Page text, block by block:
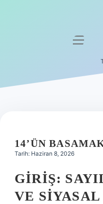
Hakkımızda
menüyü
14’ÜN
Tarih: Haziran 8, 2026
GIRIŞ:
VE